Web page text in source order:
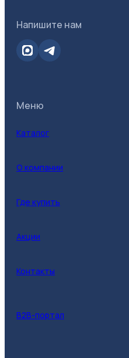
Напишите нам
Меню
Каталог
О компании
Где купить
Акции
Контакты
B2B-портал